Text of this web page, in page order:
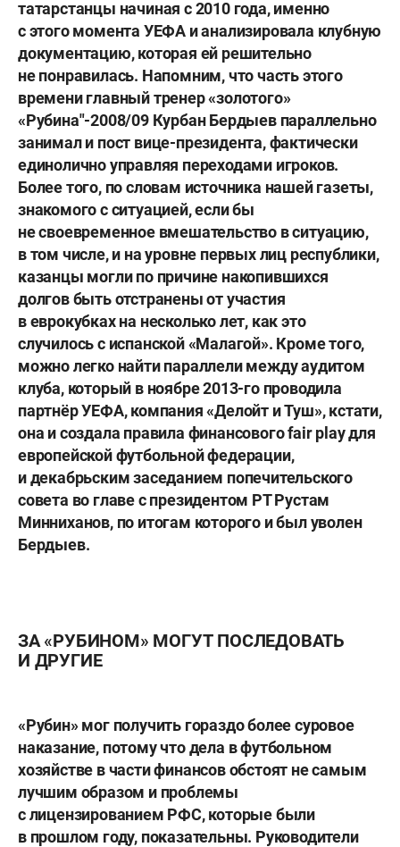
татарстанцы начиная с 2010 года, именно
с этого момента УЕФА и анализировала клубную
документацию, которая ей решительно
не понравилась. Напомним, что часть этого
времени главный тренер «золотого»
«Рубина"-2008/09 Курбан Бердыевпараллельно
занимал и пост вице-президента, фактически
единолично управляя переходами игроков.
Более того, по словам источника нашей газеты,
знакомого с ситуацией, если бы
не своевременное вмешательство в ситуацию,
в том числе, и на уровне первых лиц республики,
казанцы могли по причине накопившихся
долгов быть отстранены от участия
в еврокубках на несколько лет, как это
случилось с испанской «Малагой». Кроме того,
можно легко найти параллели между аудитом
клуба, который в ноябре 2013-го проводила
партнёр УЕФА, компания «Делойт и Туш», кстати,
она и создала правила финансового fair play для
европейской футбольной федерации,
и декабрьским заседанием попечительского
совета во главе с президентом РТРустам
Минниханов, по итогам которого и был уволен
Бердыев.
ЗА «РУБИНОМ» МОГУТ ПОСЛЕДОВАТЬ
И ДРУГИЕ
«Рубин» мог получить гораздо более суровое
наказание, потому что дела в футбольном
хозяйстве в части финансов обстоят не самым
лучшим образом и проблемы
с лицензированием РФС, которые были
в прошлом году, показательны. Руководители